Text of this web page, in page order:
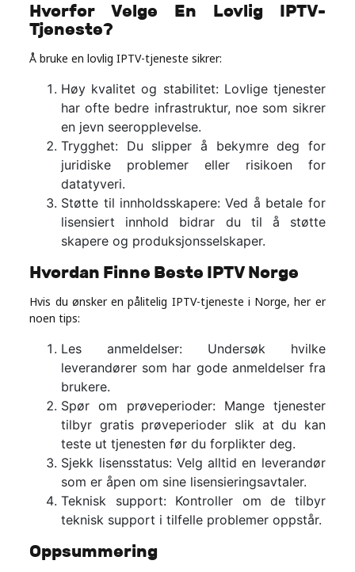
Hvorfor Velge En Lovlig IPTV-
Tjeneste?
Å bruke en lovlig IPTV-tjeneste sikrer:
Høy kvalitet og stabilitet: Lovlige tjenester
har ofte bedre infrastruktur, noe som sikrer
en jevn seeropplevelse.
Trygghet: Du slipper å bekymre deg for
juridiske problemer eller risikoen for
datatyveri.
Støtte til innholdsskapere: Ved å betale for
lisensiert innhold bidrar du til å støtte
skapere og produksjonsselskaper.
Hvordan Finne Beste IPTV Norge
Hvis du ønsker en pålitelig IPTV-tjeneste i Norge, her er
noen tips:
Les anmeldelser: Undersøk hvilke
leverandører som har gode anmeldelser fra
brukere.
Spør om prøveperioder: Mange tjenester
tilbyr gratis prøveperioder slik at du kan
teste ut tjenesten før du forplikter deg.
Sjekk lisensstatus: Velg alltid en leverandør
som er åpen om sine lisensieringsavtaler.
Teknisk support: Kontroller om de tilbyr
teknisk support i tilfelle problemer oppstår.
Oppsummering